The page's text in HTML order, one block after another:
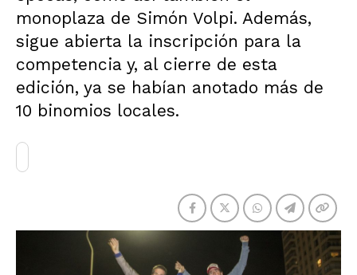
monoplaza de Simón Volpi. Además,
sigue abierta la inscripción para la
competencia y, al cierre de esta
edición, ya se habían anotado más de
10 binomios locales.